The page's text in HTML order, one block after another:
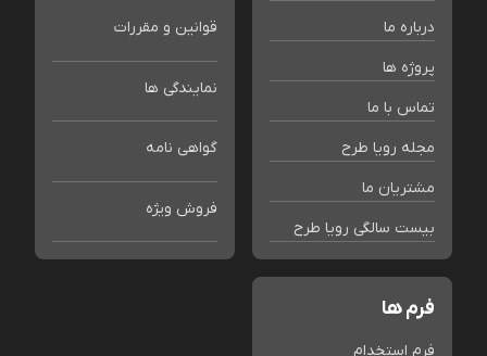
درباره ما
پروژه ها
تماس با ما
مجله رویا طرح
مشتریان ما
بیست سالگی رویا طرح
قوانین و مقررات
نمایندگی ها
گواهی نامه
فروش ویژه
فرم ها
فرم استخدام